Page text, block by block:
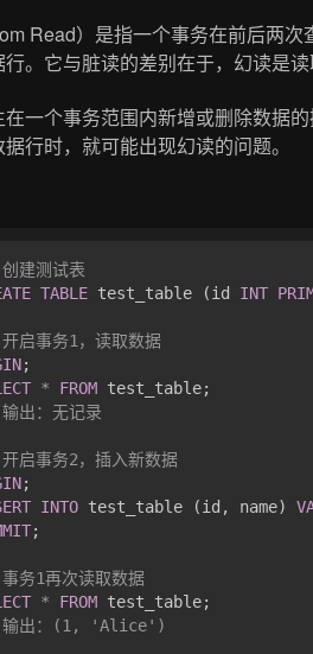
Read）是指一个事务在前后两
。它与脏读的差别在于，幻读是
一个事务范围内新增或删除数据
行时，就可能出现幻读的问题。
建测试表
TABLE test_table (id INT
启事务1，读取数据
* FROM
出：无记录
启事务2，插入新数据
INTO test_table (id, name)
;
务1再次读取数据
* FROM
出：(1, 'Alice')